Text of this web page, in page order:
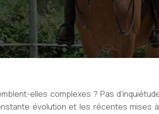
elles complexes ? Pas
évolution et les récentes mises